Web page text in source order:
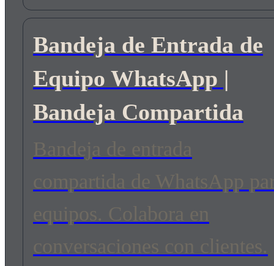
Bandeja de Entrada de
Equipo WhatsApp |
Bandeja Compartida
Bandeja de entrada
compartida de WhatsApp
equipos. Colabora en
conversaciones con clientes.